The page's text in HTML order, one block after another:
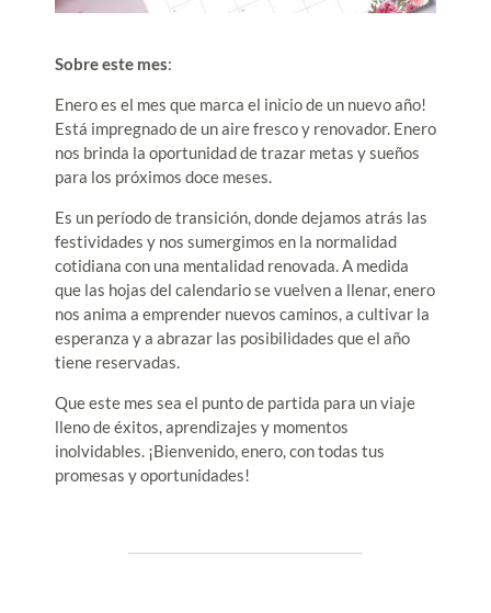
Sobre este mes:
Enero es el mes que marca el inicio de un nuevo año!
Está impregnado de un aire fresco y renovador. Enero
nos brinda la oportunidad de trazar metas y sueños
para los próximos doce meses.
Es un período de transición, donde dejamos atrás las
festividades y nos sumergimos en la normalidad
cotidiana con una mentalidad renovada. A medida
que las hojas del calendario se vuelven a llenar, enero
nos anima a emprender nuevos caminos, a cultivar la
esperanza y a abrazar las posibilidades que el año
tiene reservadas.
Que este mes sea el punto de partida para un viaje
lleno de éxitos, aprendizajes y momentos
inolvidables. ¡Bienvenido, enero, con todas tus
promesas y oportunidades!